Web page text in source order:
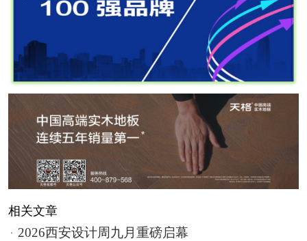
相关文章
2026西安设计周九月重磅启幕